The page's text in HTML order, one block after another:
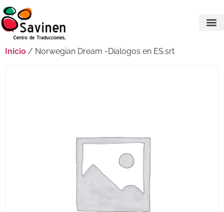
Inicio / Norwegian Dream -Dialogos en ES.srt